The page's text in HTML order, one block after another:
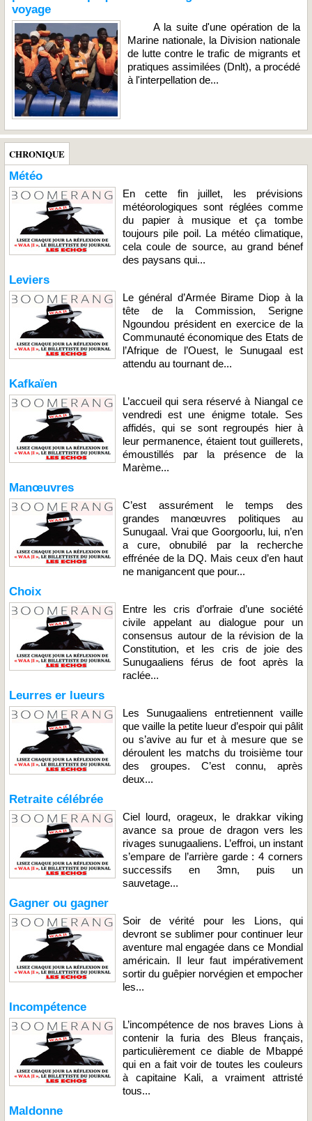
voyage
A la suite d'une opération de la
Marine nationale, la Division nationale
de lutte contre le trafic de migrants et
pratiques assimilées (Dnlt), a procédé
à l'interpellation de...
CHRONIQUE
Météo
En cette fin juillet, les prévisions
météorologiques sont réglées comme
du papier à musique et ça tombe
toujours pile poil. La météo climatique,
cela coule de source, au grand bénef
des paysans qui...
Leviers
Le général d’Armée Birame Diop à la
tête de la Commission, Serigne
Ngoundou président en exercice de la
Communauté économique des Etats de
l’Afrique de l’Ouest, le Sunugaal est
attendu au tournant de...
Kafkaïen
L’accueil qui sera réservé à Niangal ce
vendredi est une énigme totale. Ses
affidés, qui se sont regroupés hier à
leur permanence, étaient tout guillerets,
émoustillés par la présence de la
Marème...
Manœuvres
C’est assurément le temps des
grandes manœuvres politiques au
Sunugaal. Vrai que Goorgoorlu, lui, n’en
a cure, obnubilé par la recherche
effrénée de la DQ. Mais ceux d’en haut
ne manigancent que pour...
Choix
Entre les cris d’orfraie d’une société
civile appelant au dialogue pour un
consensus autour de la révision de la
Constitution, et les cris de joie des
Sunugaaliens férus de foot après la
raclée...
Leurres er lueurs
Les Sunugaaliens entretiennent vaille
que vaille la petite lueur d’espoir qui pâlit
ou s’avive au fur et à mesure que se
déroulent les matchs du troisième tour
des groupes. C’est connu, après
deux...
Retraite célébrée
Ciel lourd, orageux, le drakkar viking
avance sa proue de dragon vers les
rivages sunugaaliens. L’effroi, un instant
s’empare de l’arrière garde : 4 corners
successifs en 3mn, puis un
sauvetage...
Gagner ou gagner
Soir de vérité pour les Lions, qui
devront se sublimer pour continuer leur
aventure mal engagée dans ce Mondial
américain. Il leur faut impérativement
sortir du guêpier norvégien et empocher
les...
Incompétence
L’incompétence de nos braves Lions à
contenir la furia des Bleus français,
particulièrement ce diable de Mbappé
qui en a fait voir de toutes les couleurs
à capitaine Kali, a vraiment attristé
tous...
Maldonne